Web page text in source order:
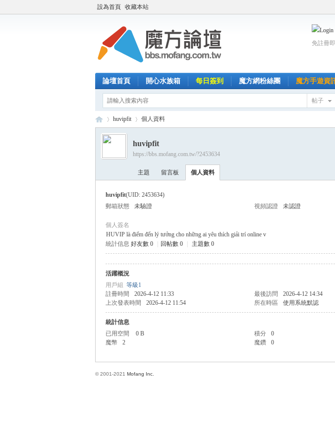
設為首頁 收藏本站
免註冊
論壇首頁 開心水族箱 每日簽到 魔方網粉絲團 魔方手遊資
帖子
›
huvipfit 個人資料
huvipfit
https://bbs.mofang.com.tw/?2453634
主題 留言板 個人資料
huvipfit(UID: 2453634)
郵箱狀態
未驗證 視頻認證 未認證
個人簽名
HUVIP là điểm đến lý tưởng cho những ai yêu thích giải trí online v
統計信息 好友數 0 回帖數 0 主題數 0
活躍概況
用戶組 等級1
註冊時間
2026-4-12 11:33 最後訪問 2026-4-12 14:34
上次發表時間
2026-4-12 11:54 所在時區 使用系統默認
統計信息
已用空間
0 B 積分 0
魔幣
2 魔鑽 0
© 2001-2021 Mofang Inc.